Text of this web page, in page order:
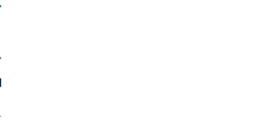
raudonos pietų